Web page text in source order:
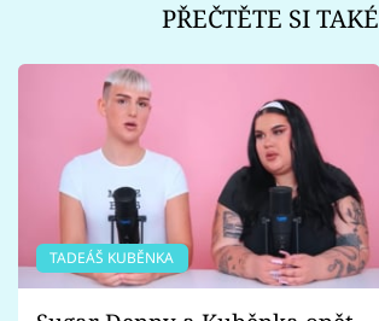
PŘEČTĚTE SI TAKÉ
TADEÁŠ KUBĚNKA